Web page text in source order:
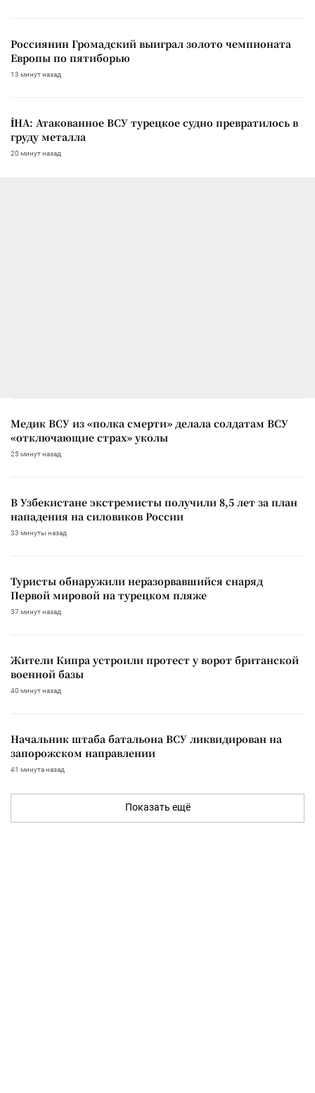
Россиянин Громадский выиграл золото чемпионата
Европы по пятиборью
13 минут назад
İHA: Атакованное ВСУ турецкое судно превратилось в
груду металла
20 минут назад
Медик ВСУ из «полка смерти» делала солдатам ВСУ
«отключающие страх» уколы
25 минут назад
В Узбекистане экстремисты получили 8,5 лет за план
нападения на силовиков России
33 минуты назад
Туристы обнаружили неразорвавшийся снаряд
Первой мировой на турецком пляже
37 минут назад
Жители Кипра устроили протест у ворот британской
военной базы
40 минут назад
Начальник штаба батальона ВСУ ликвидирован на
запорожском направлении
41 минута назад
Показать ещё